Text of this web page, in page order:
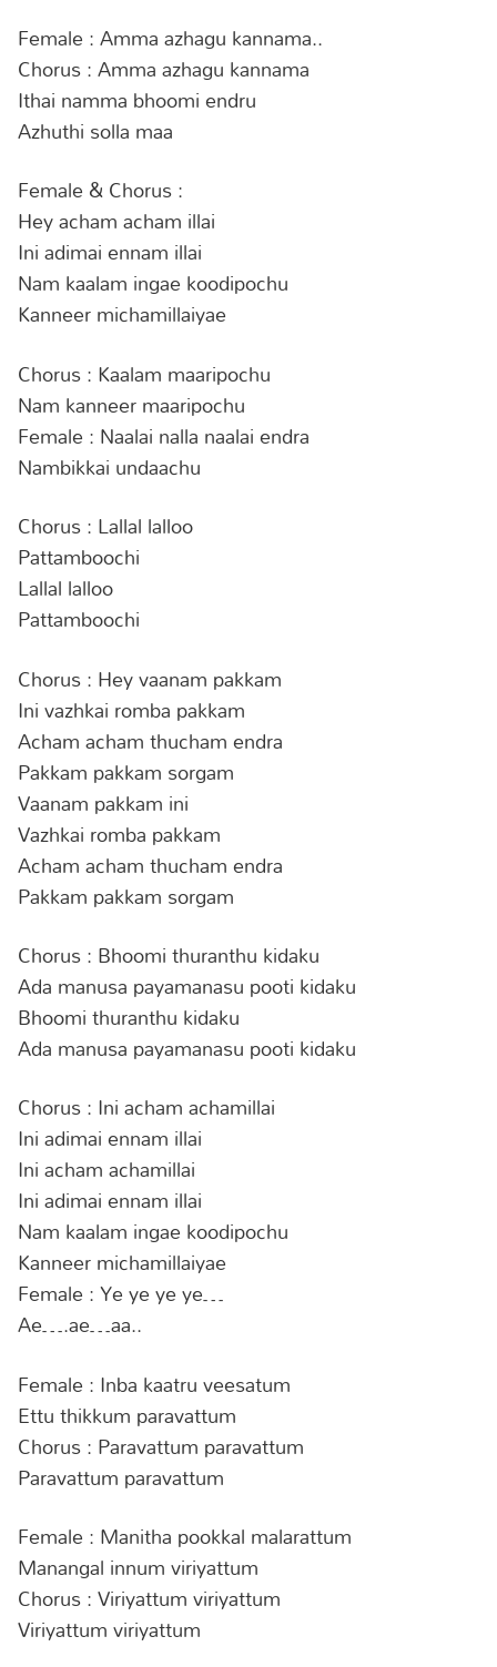
Female : Amma azhagu kannama..
Chorus : Amma azhagu kannama
Ithai namma bhoomi endru
Azhuthi solla maa
Female & Chorus :
Hey acham acham illai
Ini adimai ennam illai
Nam kaalam ingae koodipochu
Kanneer michamillaiyae
Chorus : Kaalam maaripochu
Nam kanneer maaripochu
Female : Naalai nalla naalai endra
Nambikkai undaachu
Chorus : Lallal lalloo
Pattamboochi
Lallal lalloo
Pattamboochi
Chorus : Hey vaanam pakkam
Ini vazhkai romba pakkam
Acham acham thucham endra
Pakkam pakkam sorgam
Vaanam pakkam ini
Vazhkai romba pakkam
Acham acham thucham endra
Pakkam pakkam sorgam
Chorus : Bhoomi thuranthu kidaku
Ada manusa payamanasu pooti kidaku
Bhoomi thuranthu kidaku
Ada manusa payamanasu pooti kidaku
Chorus : Ini acham achamillai
Ini adimai ennam illai
Ini acham achamillai
Ini adimai ennam illai
Nam kaalam ingae koodipochu
Kanneer michamillaiyae
Female : Ye ye ye ye…
Ae….ae…aa..
Female : Inba kaatru veesatum
Ettu thikkum paravattum
Chorus : Paravattum paravattum
Paravattum paravattum
Female : Manitha pookkal malarattum
Manangal innum viriyattum
Chorus : Viriyattum viriyattum
Viriyattum viriyattum